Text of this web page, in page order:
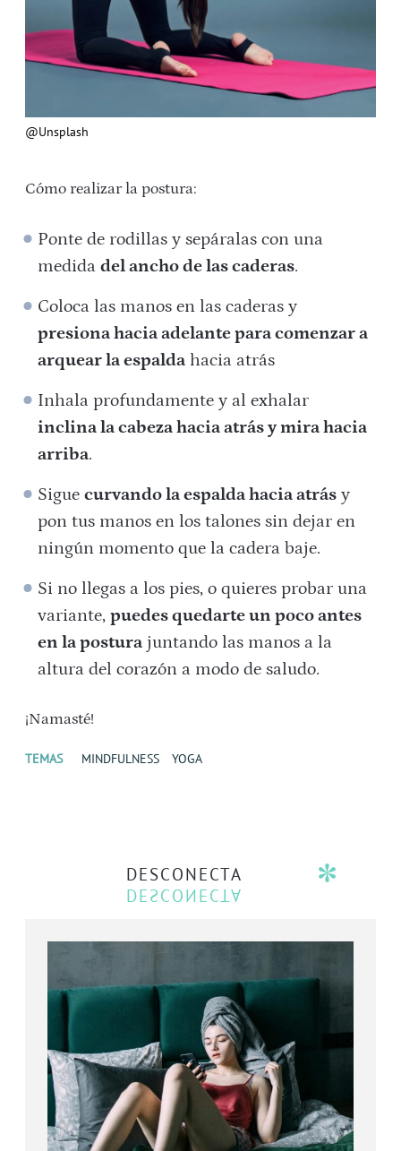
@Unsplash
Cómo realizar la postura:
Ponte de rodillas y sepáralas con una
medidadel ancho de las caderas.
Coloca las manos en las caderas y
presiona hacia adelante para comenzar a
arquear la espalda hacia atrás
Inhala profundamente y al exhalar
inclina la cabeza hacia atrás y mira hacia
arriba.
Siguecurvando la espalda hacia atrás y
pon tus manos en los talones sin dejar en
ningún momento que la cadera baje.
Si no llegas a los pies, o quieres probar una
variante,puedes quedarte un poco antes
en la postura juntando las manos a la
altura del corazón a modo de saludo.
¡Namasté!
TEMAS MINDFULNESS YOGA
DESCONECTA